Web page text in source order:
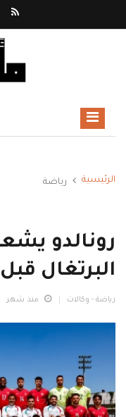
الرئيسية رياضة
رونالدو
البرتغال قبل
رياضة - وكالات منذ شهر